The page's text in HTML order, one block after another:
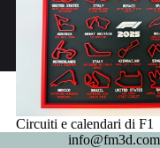
Circuiti e calendari di F1
info@fm3d.com